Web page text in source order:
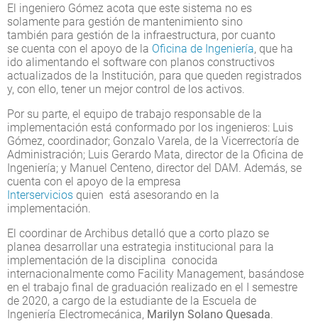
El ingeniero Gómez acota que este sistema no es
solamente para gestión de mantenimiento sino
también para gestión de la infraestructura, por cuanto
se cuenta con el apoyo de la Oficina de Ingeniería, que ha
ido alimentando el software con planos constructivos
actualizados de la Institución, para que queden registrados
y, con ello, tener un mejor control de los activos.
Por su parte, el equipo de trabajo responsable de la
implementación está conformado por los ingenieros: Luis
Gómez, coordinador; Gonzalo Varela, de la Vicerrectoría de
Administración; Luis Gerardo Mata, director de la Oficina de
Ingeniería; y Manuel Centeno, director del DAM. Además, se
cuenta con el apoyo de la empresa
Interservicios quien está asesorando en la
implementación.
El coordinar de Archibus detalló que a corto plazo se
planea desarrollar una estrategia institucional para la
implementación de la disciplina conocida
internacionalmente como Facility Management, basándose
en el trabajo final de graduación realizado en el I semestre
de 2020, a cargo de la estudiante de la Escuela de
Ingeniería Electromecánica, Marilyn Solano Quesada.